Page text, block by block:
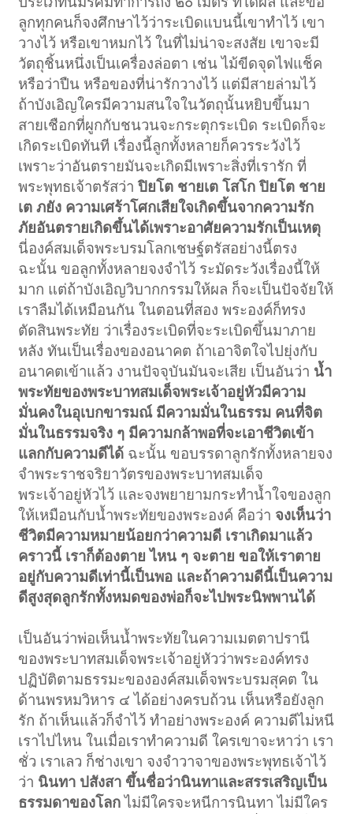
ลูกทุกคนก็จงศึกษาไว้ว่าระเบิดแบนนี้เขาทำไว้ เขา
วางไว้ หรือเขาหมกไว้ ในที่ไม่น่าจะสงสัย เขาจะมี
วัตถุชิ้นหนึ่งเป็นเครื่องล่อตา เช่น ไม้ขีดจุดไฟแช็ค
หรือว่าปืน หรือของที่น่ารักวางไว้ แต่มีสายล่ามไว้
ถ้าบังเอิญใครมีความสนใจในวัตถุนั้นหยิบขึ้นมา
สายเชือกที่ผูกกับชนวนจะกระตุกระเบิด ระเบิดก็จะ
เกิดระเบิดทันที เรื่องนี้ลูกทั้งหลายก็ควรระวังไว้
เพราะว่าอันตรายมันจะเกิดมีเพราะสิ่งที่เรารัก ที่
พระพุทธเจ้าตรัสว่าปิยโต ชายเต โสโก ปิยโต ชาย
เต ภยัง ความเศร้าโศกเสียใจเกิดขึ้นจากความรัก
ภัยอันตรายเกิดขึ้นได้เพราะอาศัยความรักเป็นเหตุ
นี่องค์สมเด็จพระบรมโลกเชษฐ์ตรัสอย่างนี้ตรง
ฉะนั้น ขอลูกทั้งหลายจงจำไว้ ระมัดระวังเรื่องนี้ให้
มาก แต่ถ้าบังเอิญวิบากกรรมให้ผล ก็จะเป็นปัจจัยให้
เราลืมได้เหมือนกัน ในตอนที่สอง พระองค์ก็ทรง
ตัดสินพระทัย ว่าเรื่องระเบิดที่จะระเบิดขึ้นมาภาย
หลัง ทันเป็นเรื่องของอนาคต ถ้าเอาจิตใจไปยุ่งกับ
อนาคตเข้าแล้ว งานปัจจุบันมันจะเสีย เป็นอันว่า น้ำ
พระทัยของพระบาทสมเด็จพระเจ้าอยู่หัวมีความ
มั่นคงในอุเบกขารมณ์ มีความมั่นในธรรม คนที่จิต
มั่นในธรรมจริง ๆ มีความกล้าพอที่จะเอาชีวิตเข้า
แลกกับความดีได้ ฉะนั้น ขอบรรดาลูกรักทั้งหลายจง
จำพระราชจริยาวัตรของพระบาทสมเด็จ
พระเจ้าอยู่หัวไว้ และจงพยายามกระทำน้ำใจของลูก
ให้เหมือนกับน้ำพระทัยของพระองค์ คือว่า จงเห็นว่า
ชีวิตมีความหมายน้อยกว่าความดี เราเกิดมาแล้ว
คราวนี้ เราก็ต้องตาย ไหน ๆ จะตาย ขอให้เราตาย
อยู่กับความดีเท่านี้เป็นพอ และถ้าความดีนี้เป็นความ
ดีสูงสุดลูกรักทั้งหมดของพ่อก็จะไปพระนิพพานได้
เป็นอันว่าพ่อเห็นน้ำพระทัยในความเมตตาปรานี
ของพระบาทสมเด็จพระเจ้าอยู่หัวว่าพระองค์ทรง
ปฏิบัติตามธรรมะขององค์สมเด็จพระบรมสุคต ใน
ด้านพรหมวิหาร ๔ ได้อย่างครบถ้วน เห็นหรือยังลูก
รัก ถ้าเห็นแล้วก็จำไว้ ทำอย่างพระองค์ ความดีไม่หนี
เราไปไหน ในเมื่อเราทำความดี ใครเขาจะหาว่า เรา
ชั่ว เราเลว ก็ช่างเขา จงจำวาจาของพระพุทธเจ้าไว้
ว่า นินทา ปสังสา ขึ้นชื่อว่านินทาและสรรเสริญเป็น
ธรรมดาของโลกไม่มีใครจะหนีการนินทา ไม่มีใคร